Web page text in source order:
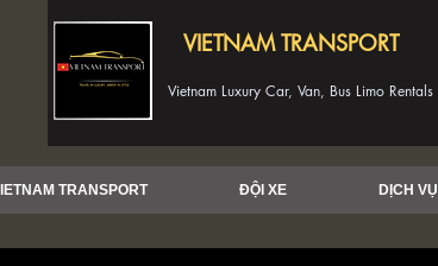
VIETNAM TRANSPORT
Vietnam Luxury Car, Van, Bus Limo Rentals
TRANSPORT ĐỘI XE DỊCH VỤ